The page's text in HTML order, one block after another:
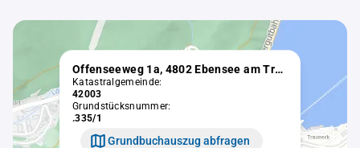
Offenseeweg 1a, 4802 Ebensee am Traunsee
Katastralgemeinde:
42003
Grundstücksnummer:
.335/1
Grundbuchauszug abfragen